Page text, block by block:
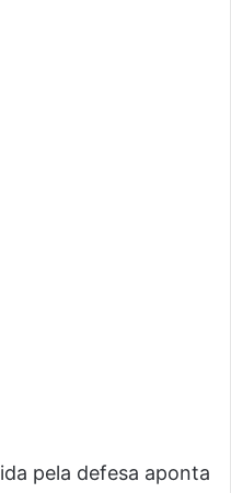
pela defesa aponta